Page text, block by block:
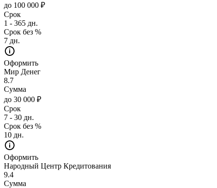
до 100 000 ₽
Срок
1 - 365 дн.
Срок без %
7 дн.
Оформить
Мир Денег
8.7
Сумма
до 30 000 ₽
Срок
7 - 30 дн.
Срок без %
10 дн.
Оформить
Народный Центр Кредитования
9.4
Сумма